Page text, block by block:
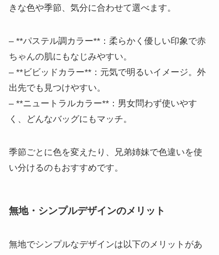
きな色や季節、気分に合わせて選べます。
– **パステル調カラー**：柔らかく優しい印象で赤
ちゃんの肌にもなじみやすい。
– **ビビッドカラー**：元気で明るいイメージ。外
出先でも見つけやすい。
– **ニュートラルカラー**：男女問わず使いやす
く、どんなバッグにもマッチ。
季節ごとに色を変えたり、兄弟姉妹で色違いを使
い分けるのもおすすめです。
無地・シンプルデザインのメリット
無地でシンプルなデザインは以下のメリットがあ